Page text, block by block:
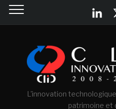
L'innovation
patrimoine et